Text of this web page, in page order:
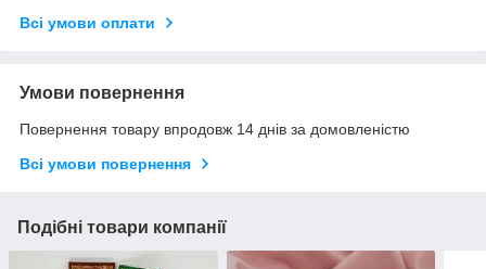
Всі умови оплати
Умови повернення
Повернення товару впродовж 14 днів за домовленістю
Всі умови повернення
Подібні товари компанії